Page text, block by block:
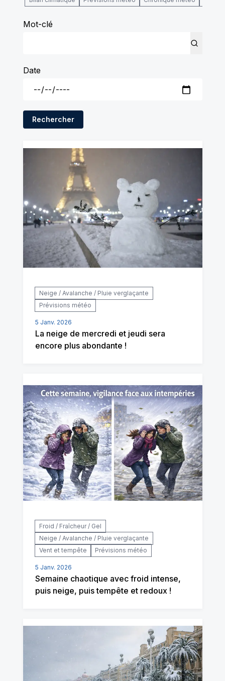
Mot-clé
Date
Rechercher
Neige / Avalanche / Pluie verglaçante
Prévisions météo
5 Janv. 2026
La neige de mercredi et jeudi sera
encore plus abondante !
Froid / Fraîcheur / Gel
Neige / Avalanche / Pluie verglaçante
Vent et tempête
Prévisions météo
5 Janv. 2026
Semaine chaotique avec froid intense,
puis neige, puis tempête et redoux !